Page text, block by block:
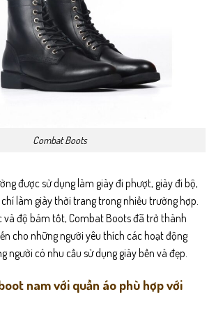
Combat Boots
được sử dụng làm giày đi phượt, giày đi bộ,
làm giày thời trang trong nhiều trường hợp.
và độ bám tốt, Combat Boots đã trở thành
cho những người yêu thích các hoạt động
người có nhu cầu sử dụng giày bền và đẹp.
nam với quần áo phù hợp với